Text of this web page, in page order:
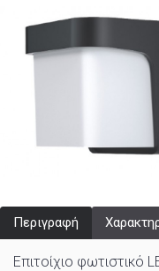
Περιγραφή
Επιτοίχιο φωτιστικό